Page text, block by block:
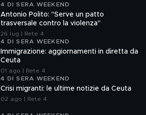
4 DI SERA WEEKEND
Antonio Polito: "Serve un patto
trasversale contro la violenza"
26 lug | Rete 4
4 DI SERA WEEKEND
Immigrazione: aggiornamenti in diretta da
Ceuta
01 ago | Rete 4
4 DI SERA WEEKEND
Crisi migranti: le ultime notizie da Ceuta
02 ago | Rete 4